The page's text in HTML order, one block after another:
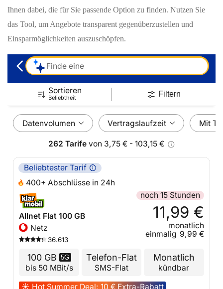
Ihnen dabei, die für Sie passende Option zu finden. Nutzen Sie
das Tool, um Angebote transparent gegenüberzustellen und
Einsparmöglichkeiten auszuschöpfen.